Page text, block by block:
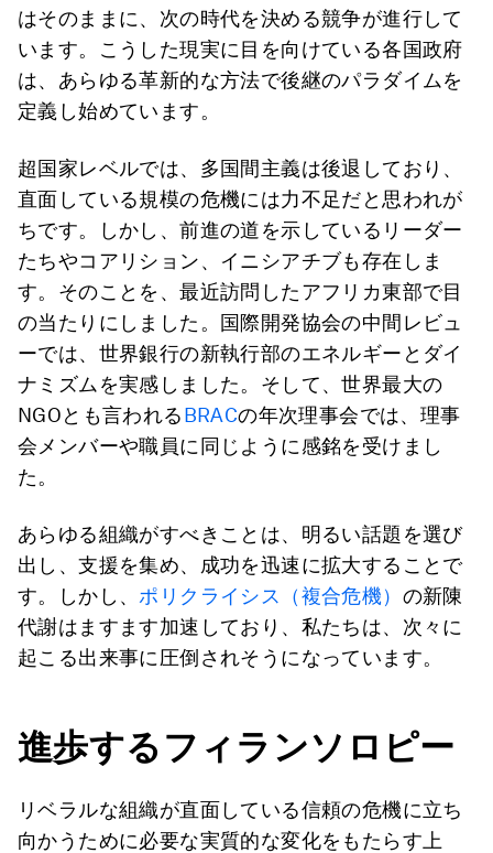
はそのままに、次の時代を決める競争が進行して
います。こうした現実に目を向けている各国政府
は、あらゆる革新的な方法で後継のパラダイムを
定義し始めています。
超国家レベルでは、多国間主義は後退しており、
直面している規模の危機には力不足だと思われが
ちです。しかし、前進の道を示しているリーダー
たちやコアリション、イニシアチブも存在しま
す。そのことを、最近訪問したアフリカ東部で目
の当たりにしました。国際開発協会の中間レビュ
ーでは、世界銀行の新執行部のエネルギーとダイ
ナミズムを実感しました。そして、世界最大の
NGOとも言われるBRACの年次理事会では、理事
会メンバーや職員に同じように感銘を受けまし
た。
あらゆる組織がすべきことは、明るい話題を選び
出し、支援を集め、成功を迅速に拡大することで
す。しかし、 ポリクライシス（複合危機） の新陳
代謝はますます加速しており、私たちは、次々に
起こる出来事に圧倒されそうになっています。
進歩するフィランソロピー
リベラルな組織が直面している信頼の危機に立ち
向かうために必要な実質的な変化をもたらす上